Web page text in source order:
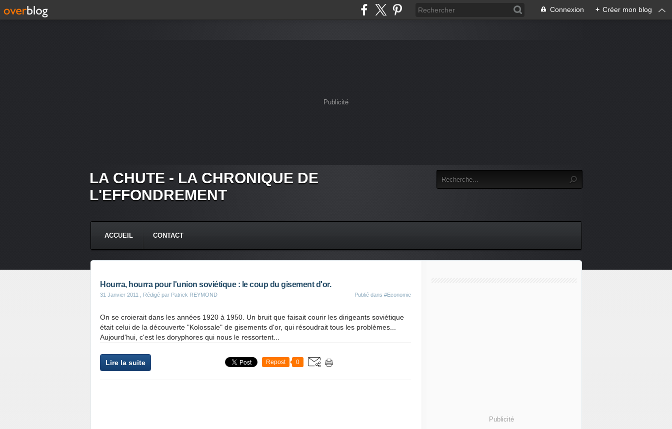
Connexion + Créer mon blog
Publicité
LA CHUTE - LA CHRONIQUE DE
L'EFFONDREMENT
ACCUEIL CONTACT
Hourra, hourra pour l'union soviétique : le coup du gisement d'or.
31 Janvier 2011 , Rédigé par Patrick REYMOND Publié dans #Economie
On se croierait dans les années 1920 à 1950. Un bruit que faisait courir les dirigeants soviétique
était celui de la découverte "Kolossale" de gisements d'or, qui résoudrait tous les problèmes...
Aujourd'hui, c'est les doryphores qui nous le ressortent...
Lire la suite Repost 0
Publicité